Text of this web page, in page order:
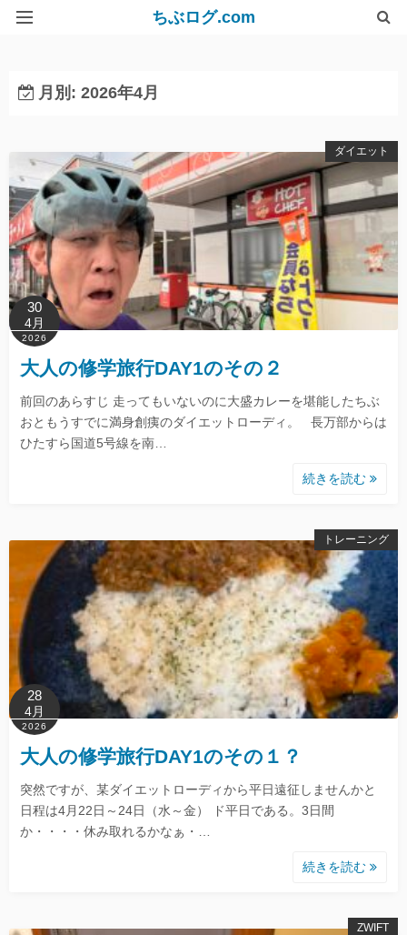
ちぶログ.com
月別: 2026年4月
ダイエット
30
4月
2026
大人の修学旅行DAY1のその２
前回のあらすじ 走ってもいないのに大盛カレーを堪能したちぶ
おともうすでに満身創痍のダイエットローディ。 長万部からは
ひたすら国道5号線を南…
続きを読む
トレーニング
28
4月
2026
大人の修学旅行DAY1のその１？
突然ですが、某ダイエットローディから平日遠征しませんかと
日程は4月22日～24日（水～金） ド平日である。3日間
か・・・・休み取れるかなぁ・…
続きを読む
ZWIFT